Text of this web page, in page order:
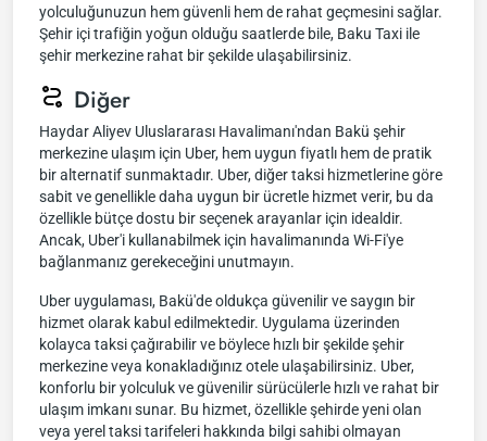
yolculuğunuzun hem güvenli hem de rahat geçmesini sağlar.
Şehir içi trafiğin yoğun olduğu saatlerde bile, Baku Taxi ile
şehir merkezine rahat bir şekilde ulaşabilirsiniz.
Diğer
Haydar Aliyev Uluslararası Havalimanı'ndan Bakü şehir
merkezine ulaşım için Uber, hem uygun fiyatlı hem de pratik
bir alternatif sunmaktadır. Uber, diğer taksi hizmetlerine göre
sabit ve genellikle daha uygun bir ücretle hizmet verir, bu da
özellikle bütçe dostu bir seçenek arayanlar için idealdir.
Ancak, Uber'i kullanabilmek için havalimanında Wi-Fi'ye
bağlanmanız gerekeceğini unutmayın.
Uber uygulaması, Bakü'de oldukça güvenilir ve saygın bir
hizmet olarak kabul edilmektedir. Uygulama üzerinden
kolayca taksi çağırabilir ve böylece hızlı bir şekilde şehir
merkezine veya konakladığınız otele ulaşabilirsiniz. Uber,
konforlu bir yolculuk ve güvenilir sürücülerle hızlı ve rahat bir
ulaşım imkanı sunar. Bu hizmet, özellikle şehirde yeni olan
veya yerel taksi tarifeleri hakkında bilgi sahibi olmayan